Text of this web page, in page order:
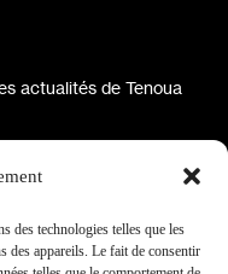
des technologies telles que les
des appareils. Le fait de consentir
actualités de Tenoua
sociaux